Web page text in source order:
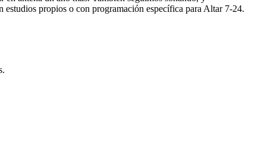
estudios propios o con programación específica para Altar 7-24.